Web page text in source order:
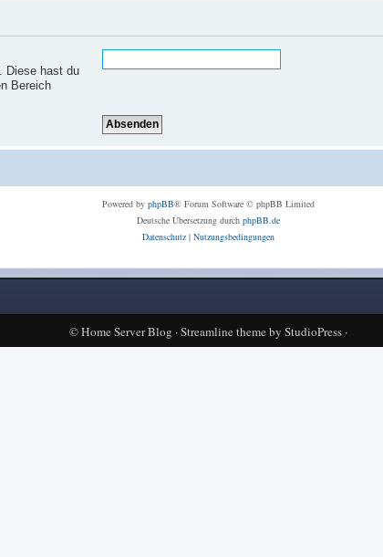
Diese hast du
Bereich
Powered by phpBB® Forum Software © phpBB Limited
Deutsche Übersetzung durch phpBB.de
Datenschutz| Nutzungsbedingungen
©Home Server Blog ·Streamline themeby StudioPress·